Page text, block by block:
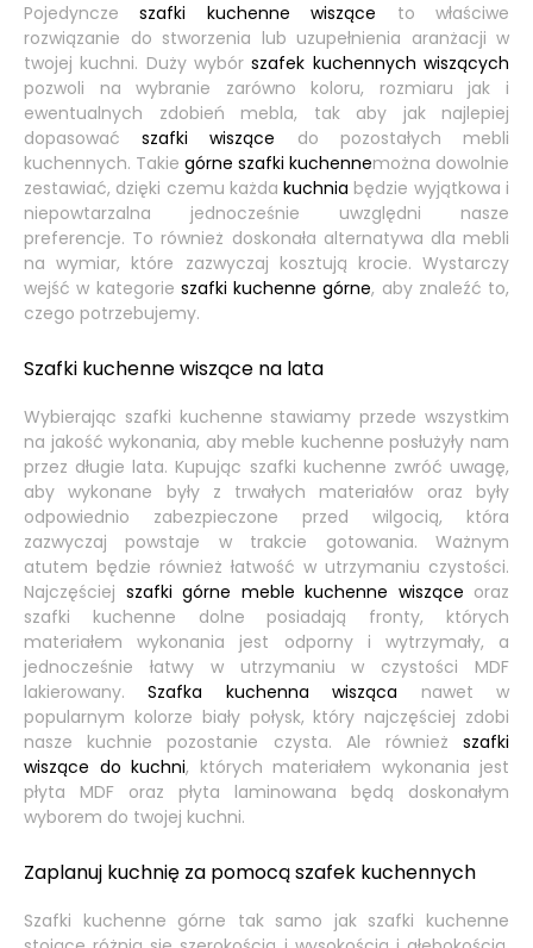
Pojedynczeszafki kuchenne wiszące to właściwe
rozwiązanie do stworzenia lub uzupełnienia aranżacji w
twojej kuchni. Duży wybórszafek kuchennych wiszących
pozwoli na wybranie zarówno koloru, rozmiaru jak i
ewentualnych zdobień mebla, tak aby jak najlepiej
dopasowaćszafki wiszące do pozostałych mebli
kuchennych. Takie górne szafki kuchennemożna dowolnie
zestawiać, dzięki czemu każdakuchnia będzie wyjątkowa i
niepowtarzalna jednocześnie uwzględni nasze
preferencje. To również doskonała alternatywa dla mebli
na wymiar, które zazwyczaj kosztują krocie. Wystarczy
wejść w kategorie szafki kuchenne górne, aby znaleźć to,
czego potrzebujemy.
Szafki kuchenne wiszące na lata
Wybierając szafki kuchenne stawiamy przede wszystkim
na jakość wykonania, aby meble kuchenne posłużyły nam
przez długie lata. Kupując szafki kuchenne zwróć uwagę,
aby wykonane były z trwałych materiałów oraz były
odpowiednio zabezpieczone przed wilgocią, która
zazwyczaj powstaje w trakcie gotowania. Ważnym
atutem będzie również łatwość w utrzymaniu czystości.
Najczęściej szafki górne meble kuchenne wiszące oraz
szafki kuchenne dolne posiadają fronty, których
materiałem wykonania jest odporny i wytrzymały, a
jednocześnie łatwy w utrzymaniu w czystości MDF
lakierowany.Szafka kuchenna wisząca nawet w
popularnym kolorze biały połysk, który najczęściej zdobi
nasze kuchnie pozostanie czysta. Ale również szafki
wiszące do kuchni, których materiałem wykonania jest
płyta MDF oraz płyta laminowana będą doskonałym
wyborem do twojej kuchni.
Zaplanuj kuchnię za pomocą szafek kuchennych
Szafki kuchenne górne tak samo jak szafki kuchenne